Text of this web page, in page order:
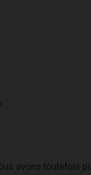
avons toutefois